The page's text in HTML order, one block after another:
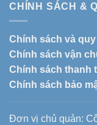
CHÍNH SÁCH &
Chính sách và
Chính sách vận
Chính sách thanh
Chính sách bảo
Đơn vị chủ quản: